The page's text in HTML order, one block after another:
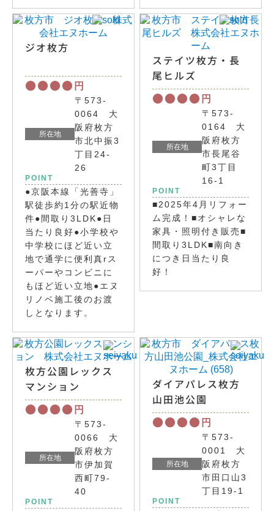
ジオ枚方
●●●● 円
所在地
〒573-
0064 大
阪府枚方
市北中振3
丁目24-
26
POINT
●京阪本線「光善寺」
駅徒歩約1分の駅近物
件●間取り3LDK●日
当たり良好●小学校や
中学校にほど近い立
地で通学に便利真rス
ーパーやコンビニに
もほど近い立地●エヌ
リノベ施工後のお渡
しとなります。
ステイツ枚方・長
尾ヒルズ
●●●● 円
所在地
〒573-
0164 大
阪府枚方
市長尾谷
町3丁目
16-1
POINT
■2025年4月リフォー
ム完成！■オシャレな
家具・照明付き販売■
間取り3LDK■南向き
につき日当たり良
好！
枚方公園レックス
マンション
●●●● 円
所在地
〒573-
0066 大
阪府枚方
市伊加賀
西町79-
40
POINT
ダイアパレス枚方
山田池公園
●●●● 円
所在地
〒573-
0001 大
阪府枚方
市田口山3
丁目19-1
POINT